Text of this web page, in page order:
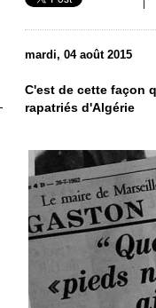
|
mardi, 04 août 2015
C'est de cette façon
rapatriés d'Algérie